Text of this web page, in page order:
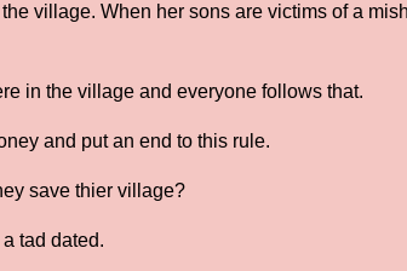
village. When her sons are victims of a
in the village and everyone follows that.
and put an end to this rule.
save thier village?
tad dated.